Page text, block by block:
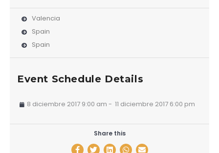
Valencia
Spain
Spain
Event Schedule Details
8 diciembre 2017 9:00 am - 11 diciembre 2017 6:00 pm
Share this